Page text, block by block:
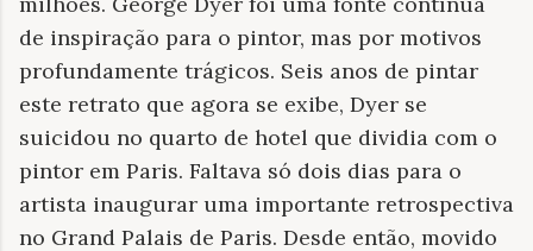
de inspiração para o pintor, mas por motivos
profundamente trágicos. Seis anos de pintar
este retrato que agora se exibe, Dyer se
suicidou no quarto de hotel que dividia com o
pintor em Paris. Faltava só dois dias para o
artista inaugurar uma importante retrospectiva
no Grand Palais de Paris. Desde então, movido